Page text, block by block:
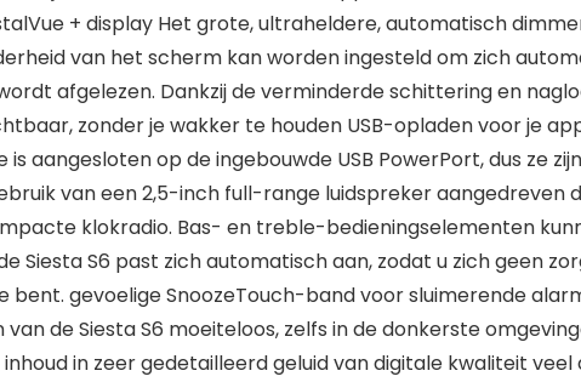
+ display Het grote, ultraheldere, automatisch
van het scherm kan worden ingesteld om zich
afgelezen. Dankzij de verminderde schittering en
zonder je wakker te houden USB-opladen voor je
aangesloten op de ingebouwde USB PowerPort, dus ze
van een 2,5-inch full-range luidspreker
klokradio. Bas- en treble-bedieningselementen
Siesta S6 past zich automatisch aan, zodat u zich geen
gevoelige SnoozeTouch-band voor sluimerende
de Siesta S6 moeiteloos, zelfs in de donkerste
in zeer gedetailleerd geluid van digitale kwaliteit